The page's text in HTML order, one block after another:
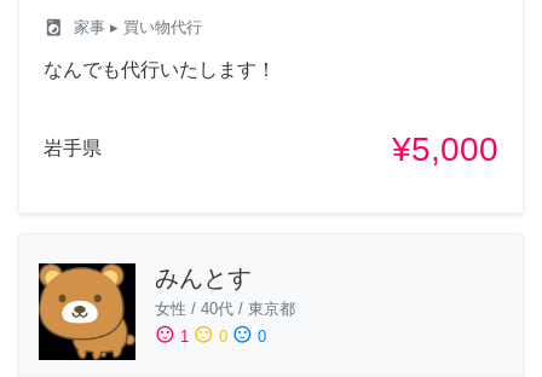
local_laundry_service 家事 ▸ 買い物代行
なんでも代行いたします！
岩手県 ¥5,000
みんとす
女性 / 40代 / 東京都
sentiment_satisfied 1 sentiment_neutral 0 sentiment_dissatisfied 0